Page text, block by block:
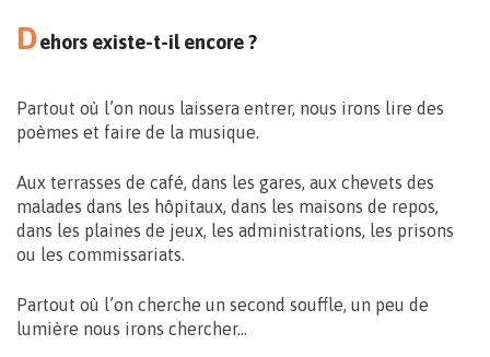
Maison du Design
Exposition du 22 > 27.09 – 10 > 18h30
Dehors existe-t-il encore ?
Partout où l’on nous laissera entrer, nous irons lire des
poèmes et faire de la musique.
Aux terrasses de café, dans les gares, aux chevets des
malades dans les hôpitaux, dans les maisons de repos,
dans les plaines de jeux, les administrations, les prisons
ou les commissariats.
Partout où l’on cherche un second souffle, un peu de
lumière nous irons chercher…